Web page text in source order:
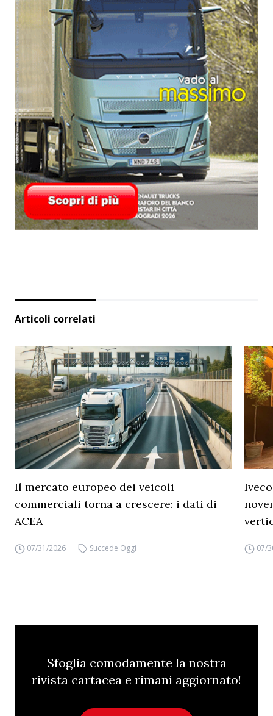
Articoli correlati
Il mercato europeo dei veicoli
commerciali torna a crescere: i dati di
ACEA
07/31/2026 Succede Oggi 07/
Sfoglia comodamente la nostra
rivista cartacea e rimani aggiornato!